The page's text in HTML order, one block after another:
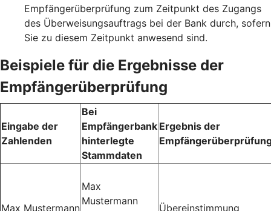
Empfängerüberprüfung zum Zeitpunkt des Zugangs
des Überweisungsauftrags bei der Bank durch, sofern
Sie zu diesem Zeitpunkt anwesend sind.
Beispiele für die Ergebnisse der
Empfängerüberprüfung
Eingabe der
Zahlenden
Bei
Empfängerbank
hinterlegte
Stammdaten
Ergebnis der
Max Mustermann
Max
Mustermann
Übereinstimmung